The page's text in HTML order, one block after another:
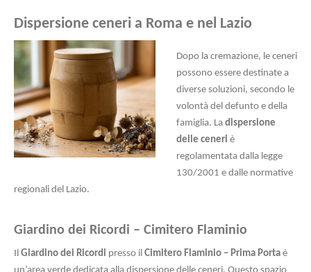
Dispersione ceneri a Roma e nel Lazio
Dopo la cremazione, le ceneri
possono essere destinate a
diverse soluzioni, secondo le
volontà del defunto e della
famiglia. La dispersione
delle ceneri è
regolamentata dalla legge
130/2001 e dalle normative
regionali del Lazio.
Giardino dei Ricordi – Cimitero Flaminio
Il Giardino dei Ricordi presso il Cimitero Flaminio – Prima Porta è